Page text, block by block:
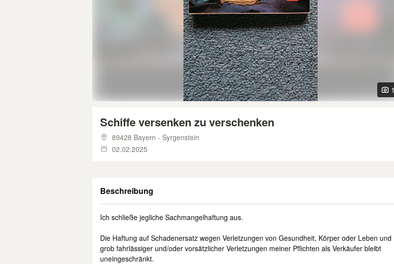
1
Schiffe versenken zu verschenken
89428 Bayern - Syrgenstein
02.02.2025
Beschreibung
Ich schließe jegliche Sach­mangelhaftung aus.
Die Haftung auf Schaden­ersatz wegen Verletzungen von Gesundheit, Körper oder Leben und
grob fahr­lässiger und/oder vorsätzlicher Verletzungen meiner Pflichten als Verkäufer bleibt
uneinge­schränkt.